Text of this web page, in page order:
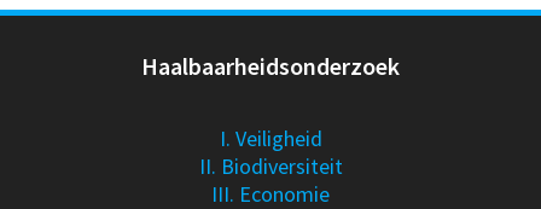
Haalbaarheidsonderzoek
I. Veiligheid
II. Biodiversiteit
III. Economie